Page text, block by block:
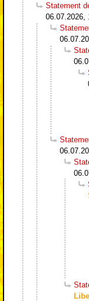
Statement
06.07.2026,